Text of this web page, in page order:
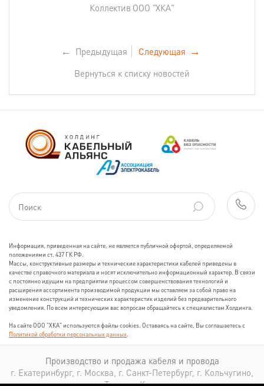
Коллектив ООО "ХКА"
← Предыдущая Следующая →
Вернуться к списку новостей
Информация, приведенная на сайте, не является публичной офертой, определяемой
положениями ст. 437 ГК РФ.
Массы, конструктивные размеры и технические характеристики кабелей приведены в
качестве справочного материала и носят исключительно информационный характер. В связи
с постоянно идущим на предприятии процессом совершенствования технологий и
расширения ассортимента производимой продукции мы оставляем за собой право на
изменение конструкций и технических характеристик изделий без предварительного
уведомления. По всем интересующим вас вопросам обращайтесь к специалистам Холдинга.
На сайте ООО "ХКА" используются файлы cookies. Оставаясь на сайте, Вы соглашаетесь с
Политикой обработки персональных данных
Производство и продажа кабеля и провода
г. Екатеринбург, г. Москва, г. Санкт-Петербург, г. Кольчугино,